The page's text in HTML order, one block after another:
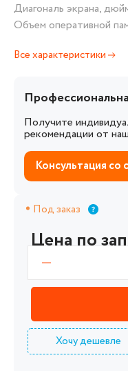
Диагональ экрана,
Объем оперативной
Все характеристики
Получите
рекомендации от
Консультация со
Под заказ
Цена по
Хочу дешевле